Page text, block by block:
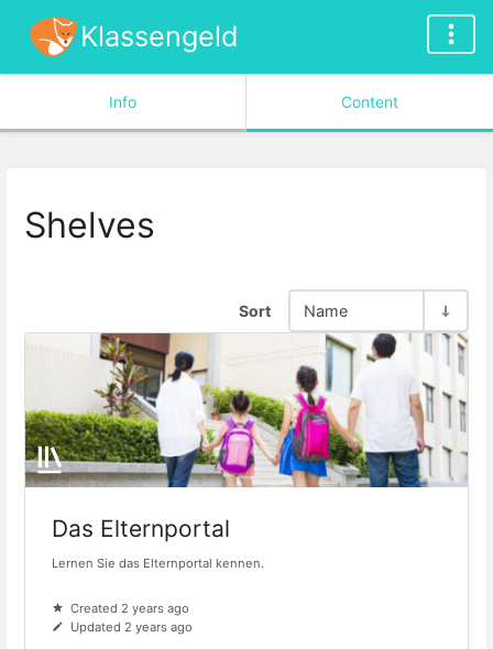
Klassengeld
Info Content
Shelves
Sort Name
Das Elternportal
Lernen Sie das Elternportal kennen.
Created 2 years ago
Updated 2 years ago